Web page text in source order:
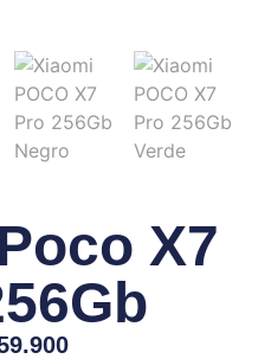
X7